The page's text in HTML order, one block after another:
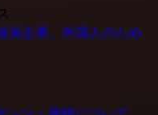
企業、外国人のため